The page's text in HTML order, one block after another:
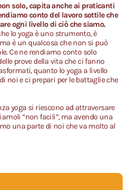
solo, capita anche ai praticanti
conto del lavoro sottile che
ogni livello di ciò che siamo.
lo yoga è uno strumento, è
è un qualcosa che non si può
Ce ne rendiamo conto solo
prove della vita che ci fanno
quanto lo yoga a livello
noi e ci prepari per le battaglie che
yoga si riescono ad attraversare
“non facili”, ma avendo una
una parte di noi che va molto al